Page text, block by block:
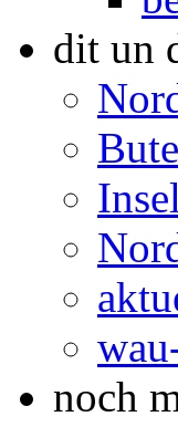
dit un
noch